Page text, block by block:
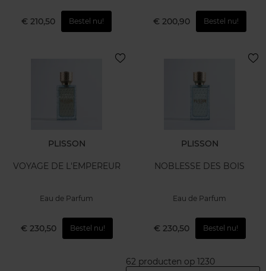
€ 210,50 Bestel nu! € 200,90 Bestel nu!
PLISSON
VOYAGE DE L'EMPEREUR
Eau de Parfum
€ 230,50 Bestel nu!
PLISSON
NOBLESSE DES BOIS
Eau de Parfum
€ 230,50 Bestel nu!
62 producten op 1230